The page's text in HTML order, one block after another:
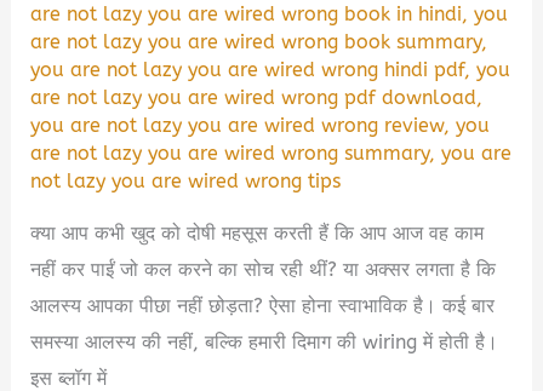
are not lazy you are wired wrong book in hindi,you
are not lazy you are wired wrong book summary,
you are not lazy you are wired wrong hindi pdf,you
are not lazy you are wired wrong pdf download,
you are not lazy you are wired wrong review,you
are not lazy you are wired wrong summary,you are
not lazy you are wired wrong tips
क्या आप कभी खुद को दोषी महसूस करती हैं कि आप आज वह काम
नहीं कर पाईं जो कल करने का सोच रही थीं? या अक्सर लगता है कि
आलस्य आपका पीछा नहीं छोड़ता? ऐसा होना स्वाभाविक है। कई बार
समस्या आलस्य की नहीं, बल्कि हमारी दिमाग की wiring में होती है।
इस ब्लॉग में